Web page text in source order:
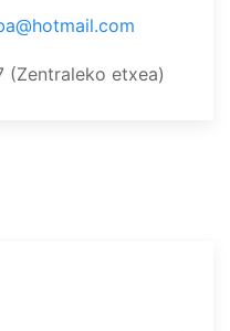
(Zentraleko etxea)